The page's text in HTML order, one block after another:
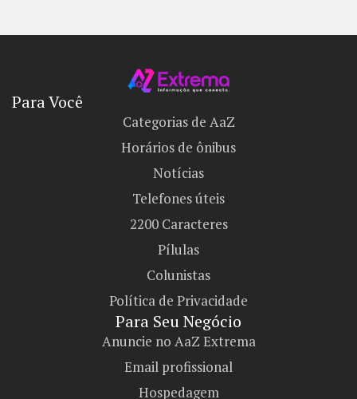
Para Você
Categorias de AaZ
Horários de ônibus
Notícias
Telefones úteis
2200 Caracteres
Pílulas
Colunistas
Política de Privacidade
Para Seu Negócio​
Anuncie no AaZ Extrema
Email profissional
Hospedagem